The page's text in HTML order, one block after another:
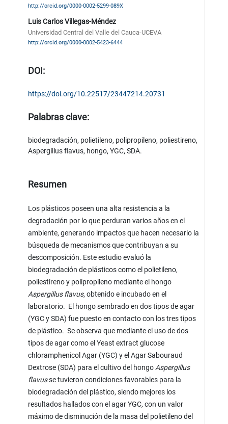
http://orcid.org/0000-0002-5299-089X
Luis Carlos Villegas-Méndez
Universidad Central del Valle del Cauca-UCEVA
http://orcid.org/0000-0002-5423-6444
DOI:
https://doi.org/10.22517/23447214.20731
Palabras clave:
biodegradación, polietileno, polipropileno, poliestireno,
Aspergillus flavus, hongo, YGC, SDA.
Resumen
Los plásticos poseen una alta resistencia a la
degradación por lo que perduran varios años en el
ambiente, generando impactos que hacen necesario la
búsqueda de mecanismos que contribuyan a su
descomposición. Este estudio evaluó la
biodegradación de plásticos como el polietileno,
poliestireno y polipropileno mediante el hongo
Aspergillus flavus, obtenido e incubado en el
laboratorio. El hongo sembrado en dos tipos de agar
(YGC y SDA) fue puesto en contacto con los tres tipos
de plástico. Se observa que mediante el uso de dos
tipos de agar como el Yeast extract glucose
chloramphenicol Agar (YGC) y el Agar Sabouraud
Dextrose (SDA) para el cultivo del hongoAspergillus
flavusse tuvieron condiciones favorables para la
biodegradación del plástico, siendo mejores los
resultados hallados con el agar YGC,con un valor
máximo de disminución de la masa del polietileno del